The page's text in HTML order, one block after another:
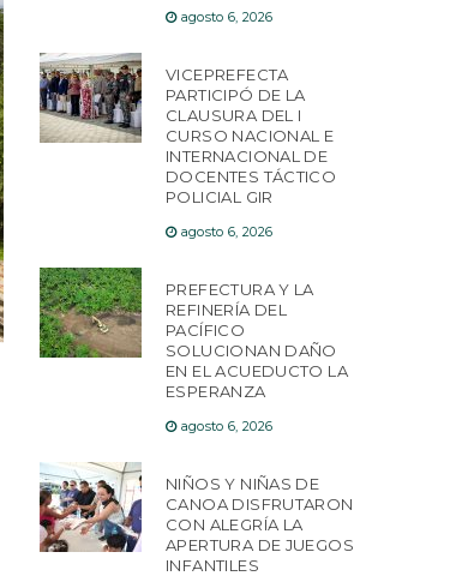
agosto 6, 2026
VICEPREFECTA
PARTICIPÓ DE LA
CLAUSURA DEL I
CURSO NACIONAL E
INTERNACIONAL DE
DOCENTES TÁCTICO
POLICIAL GIR
agosto 6, 2026
PREFECTURA Y LA
REFINERÍA DEL
PACÍFICO
SOLUCIONAN DAÑO
EN EL ACUEDUCTO LA
ESPERANZA
agosto 6, 2026
NIÑOS Y NIÑAS DE
CANOA DISFRUTARON
CON ALEGRÍA LA
APERTURA DE JUEGOS
INFANTILES